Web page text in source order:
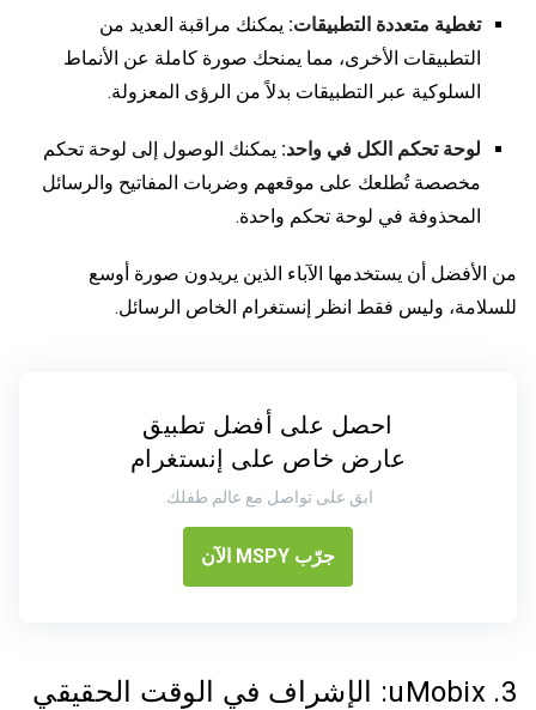
تغطية متعددة التطبيقات: يمكنك مراقبة العديد من
التطبيقات الأخرى، مما يمنحك صورة كاملة عن الأنماط
السلوكية عبر التطبيقات بدلاً من الرؤى المعزولة.
لوحة تحكم الكل في واحد: يمكنك الوصول إلى لوحة تحكم
مخصصة تُطلعك على موقعهم وضربات المفاتيح والرسائل
المحذوفة في لوحة تحكم واحدة.
من الأفضل أن يستخدمها الآباء الذين يريدون صورة أوسع
للسلامة، وليس فقط انظر إنستغرام الخاص الرسائل.
احصل على أفضل تطبيق
عارض خاص على إنستغرام
ابق على تواصل مع عالم طفلك.
جرّب MSPY الآن
3. uMobix: الإشراف في الوقت الحقيقي